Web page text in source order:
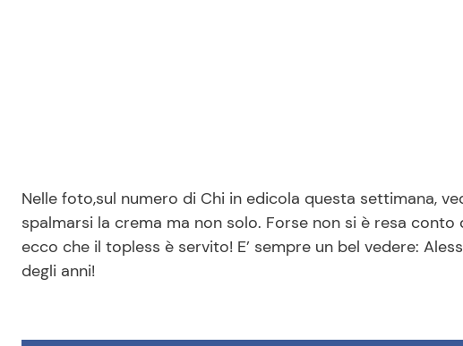
Nelle foto,sul numero di Chi in edicola questa settimana,
spalmarsi la crema ma non solo. Forse non si è resa
ecco che il topless è servito! E’ sempre un bel vedere:
degli anni!